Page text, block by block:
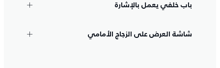
باب خلفي يعمل بالإشارة
شاشة العرض على الزجاج الأمامي